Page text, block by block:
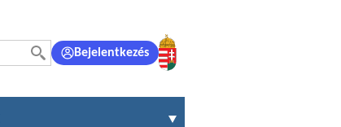
Bejelentkezés